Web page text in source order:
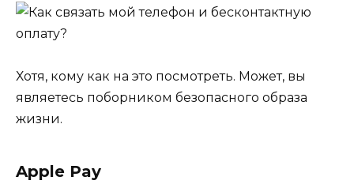
Хотя, кому как на это посмотреть. Может, вы
являетесь поборником безопасного образа
жизни.
Apple Pay